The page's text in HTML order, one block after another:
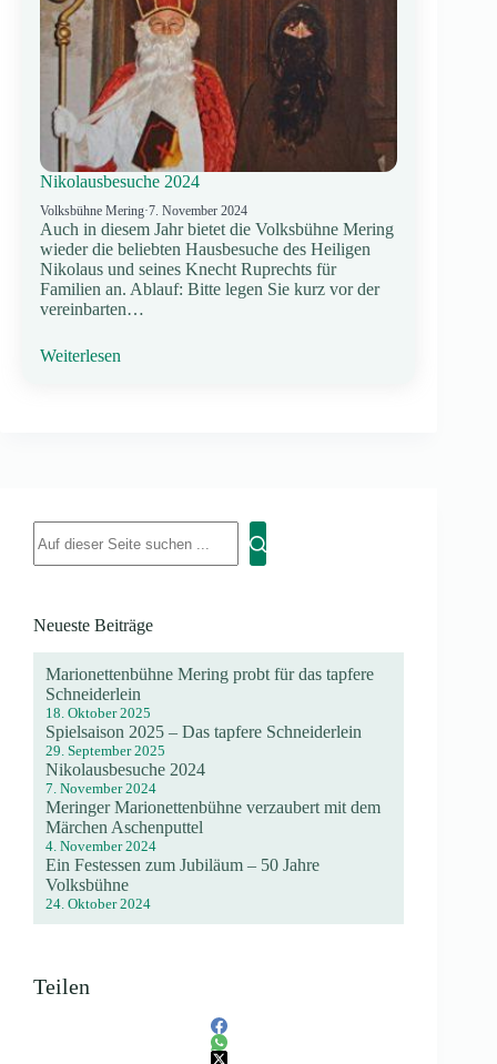
Nikolausbesuche 2024
Volksbühne Mering·7. November 2024
Auch in diesem Jahr bietet die Volksbühne Mering
wieder die beliebten Hausbesuche des Heiligen
Nikolaus und seines Knecht Ruprechts für
Familien an. Ablauf: Bitte legen Sie kurz vor der
vereinbarten…
Weiterlesen
Neueste Beiträge
Marionettenbühne Mering probt für das tapfere
Schneiderlein
18. Oktober 2025
Spielsaison 2025 – Das tapfere Schneiderlein
29. September 2025
Nikolausbesuche 2024
7. November 2024
Meringer Marionettenbühne verzaubert mit dem
Märchen Aschenputtel
4. November 2024
Ein Festessen zum Jubiläum – 50 Jahre
Volksbühne
24. Oktober 2024
Teilen